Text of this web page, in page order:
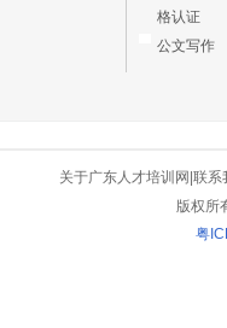
格认证
公文写作
关于广东人才培训网 联系
版权所
粤